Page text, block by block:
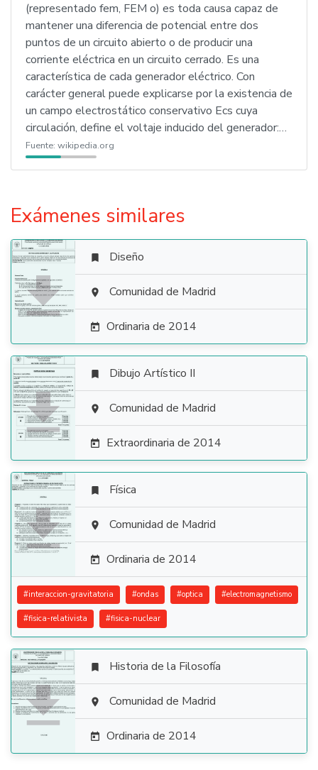
(representado fem, FEM o) es toda causa capaz de
mantener una diferencia de potencial entre dos
puntos de un circuito abierto o de producir una
corriente eléctrica en un circuito cerrado. Es una
característica de cada generador eléctrico. Con
carácter general puede explicarse por la existencia de
un campo electrostático conservativo Ecs cuya
circulación, define el voltaje inducido del generador:…
Fuente: wikipedia.org
Exámenes similares

 Diseño
 Comunidad de Madrid
 Ordinaria de 2014

 Dibujo Artístico II
 Comunidad de Madrid
 Extraordinaria de 2014

 Física
 Comunidad de Madrid
 Ordinaria de 2014
#interaccion-gravitatoria #ondas #optica #electromagnetismo
#fisica-relativista #fisica-nuclear

 Historia de la Filosofía
 Comunidad de Madrid
 Ordinaria de 2014